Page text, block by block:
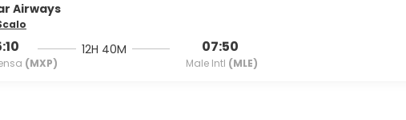
Airways
Scalo
(MXP)
12H 40M 07:50
Male Intl (MLE)